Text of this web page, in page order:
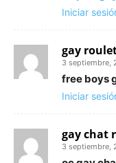
Iniciar
gay
3 septiembre,
free boys
Iniciar
gay chat
3 septiembre,